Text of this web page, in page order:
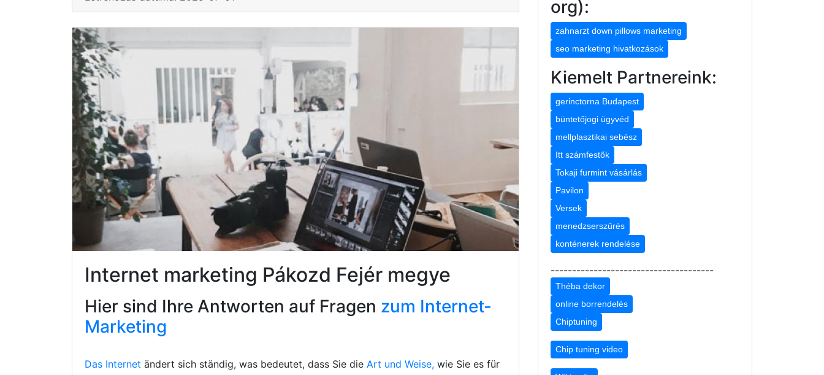
Internet marketing Pákozd Fejér megye
Hier sind Ihre Antworten auf Fragen zum Internet-
Marketing
Das Internet ändert sich ständig, was bedeutet, dass Sie die Art und Weise, wie Sie es für
org):
zahnarzt down pillows marketing
seo marketing hivatkozások
Kiemelt Partnereink:
gerinctorna Budapest
büntetőjogi ügyvéd
mellplasztikai sebész
Itt számfestők
Tokaji furmint vásárlás
Pavilon
Versek
menedzserszűrés
konténerek rendelése
--------------------------------------
Théba dekor
online borrendelés
Chiptuning
Chip tuning video